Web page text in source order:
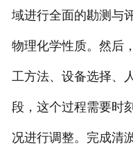
域进行全面的勘测与
物理化学性质。然后
工方法、设备选择、
段，这个过程需要时
况进行调整。完成清